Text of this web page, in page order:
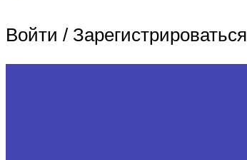
Войти / Зарегистрироваться